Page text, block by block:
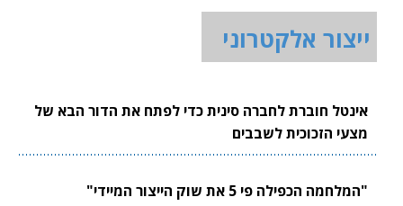
ייצור אלקטרוני
אינטל חוברת לחברה סינית כדי לפתח את הדור הבא של
מצעי הזכוכית לשבבים
"המלחמה הכפילה פי 5 את שוק הייצור המיידי"